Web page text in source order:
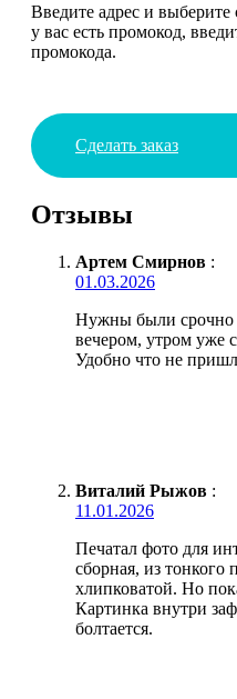
Введите адрес и выберите
у вас есть промокод,
промокода.
Сделать заказ
Отзывы
Артем Смирнов :
01.03.2026
Нужны были срочно
вечером, утром уже
Удобно что не
Виталий Рыжов :
11.01.2026
Печатал фото для
сборная, из тонкого
хлипковатой. Но
Картинка внутри
болтается.